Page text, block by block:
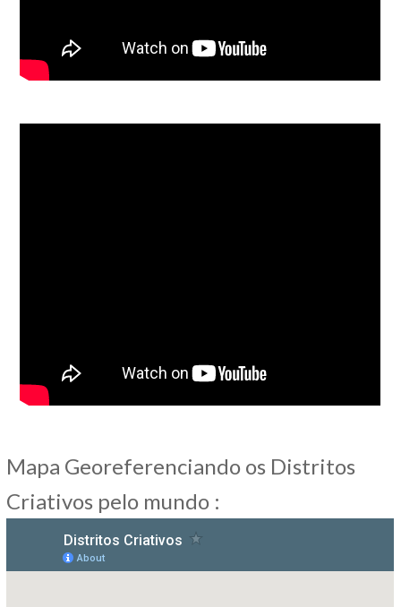
Mapa Georeferenciando os Distritos
Criativos pelo mundo :